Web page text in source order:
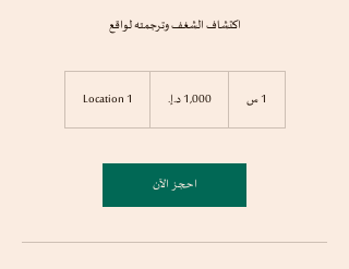
اكتشاف الشغف وترجمته لواقع
1 س
إماراتي
‏1,000 د.إ.‏ Location 1
احجز الآن